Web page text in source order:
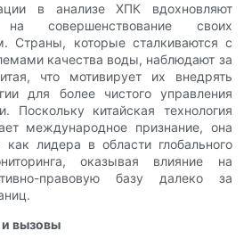
в анализе ХПК вдохновляют
совершенствование своих
Страны, которые сталкиваются с
качества воды, наблюдают за
что мотивирует их внедрять
для более чистого управления
Поскольку китайская технология
международное признание, она
как лидера в области глобального
оказывая влияние на
правовую базу далеко за
вызовы